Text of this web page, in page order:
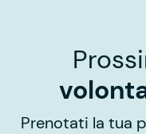
Prenotati la tua